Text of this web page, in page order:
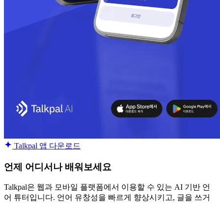
Talkpal 앱 다운로드
언제 어디서나 배워보세요
Talkpal은 웹과 모바일 플랫폼에서 이용할 수 있는 AI 기반 언
어 튜터입니다. 언어 유창성을 빠르게 향상시키고, 글을 쓰거